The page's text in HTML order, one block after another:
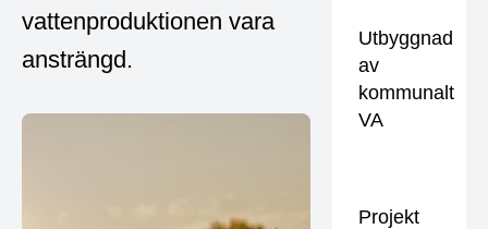
vattenproduktionen vara
ansträngd.
Utbyggnad
av
kommunalt
VA
Projekt